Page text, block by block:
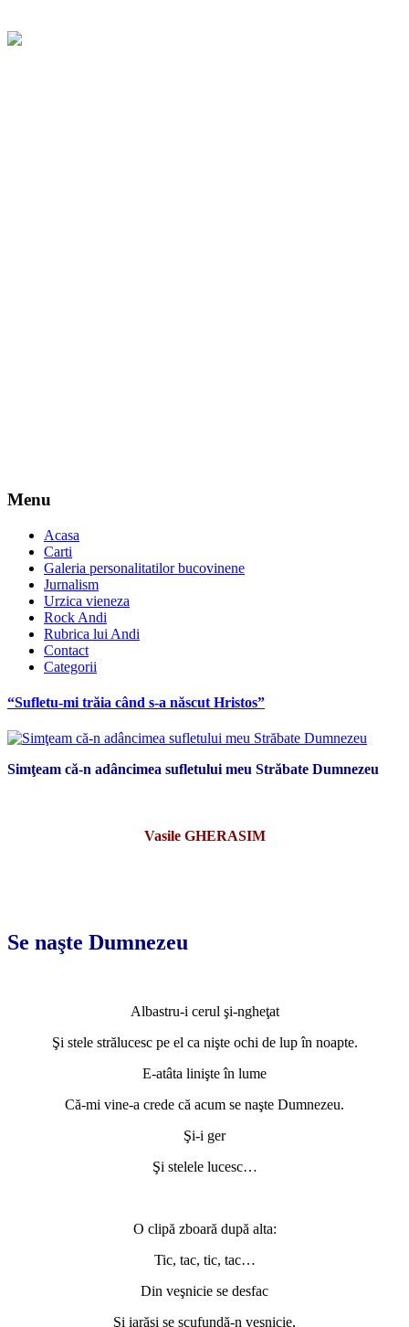
Menu
Acasa
Carti
Galeria personalitatilor bucovinene
Jurnalism
Urzica vieneza
Rock Andi
Rubrica lui Andi
Contact
Categorii
“Sufletu-mi trăia când s-a născut Hristos”
Simţeam că-n adâncimea sufletului meu Străbate Dumnezeu
Vasile GHERASIM
Se naşte Dumnezeu
Albastru-i cerul şi-ngheţat
Şi stele strălucesc pe el ca nişte ochi de lup în noapte.
E-atâta linişte în lume
Că-mi vine-a crede că acum se naşte Dumnezeu.
Şi-i ger
Şi stelele lucesc…
O clipă zboară după alta:
Tic, tac, tic, tac…
Din veşnicie se desfac
Şi iarăşi se scufundă-n veşnicie,